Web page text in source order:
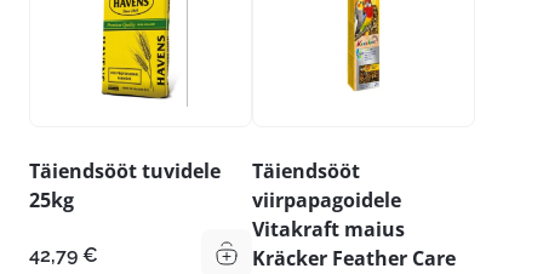
Täiendsööt tuvidele
25kg
42,79 €
Täiendsööt
viirpapagoidele
Vitakraft maius
Kräcker Feather Care